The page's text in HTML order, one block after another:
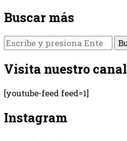
Buscar más
¿Buscas
algo?
Visita nuestro canal
[youtube-feed feed=1]
Instagram